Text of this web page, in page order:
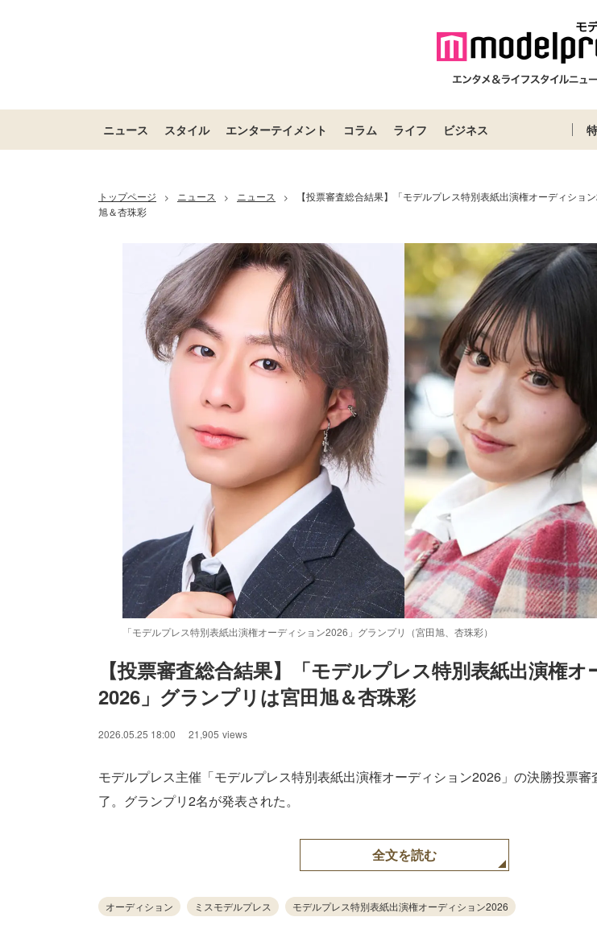
ニュース スタイル エンターテイメント コラム ライフ ビジネス
トップページ > ニュース > ニュース >
【投票審査総合結果】「モデルプレス特別表紙出演権オーディショ
旭＆杏珠彩
「モデルプレス特別表紙出演権オーディション2026」グランプリ（宮田旭、杏珠彩）
Unmute / Loaded
83.55%
【投票審査総合結果】「モデルプレス特別表紙出演権
2026」グランプリは宮田旭＆杏珠彩
2026.05.25 18:00 21,905 views
モデルプレス主催「モデルプレス特別表紙出演権オーディション2026」の決勝投票審
了。グランプリ2名が発表された。
全文を読む
オーディション ミスモデルプレス モデルプレス特別表紙出演権オーディション2026